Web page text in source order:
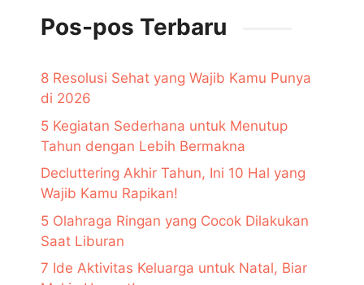
Pos-pos Terbaru
8 Resolusi Sehat yang Wajib Kamu Punya
di 2026
5 Kegiatan Sederhana untuk Menutup
Tahun dengan Lebih Bermakna
Decluttering Akhir Tahun, Ini 10 Hal yang
Wajib Kamu Rapikan!
5 Olahraga Ringan yang Cocok Dilakukan
Saat Liburan
7 Ide Aktivitas Keluarga untuk Natal, Biar